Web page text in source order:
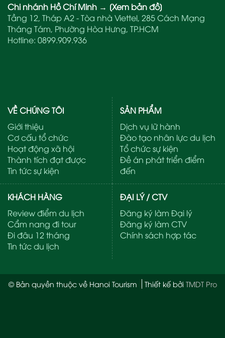
Chi nhánh Hồ Chí Minh → [Xem bản đồ]
Tầng 12, Tháp A2 - Tòa nhà Viettel, 285 Cách Mạng
Tháng Tám, Phường Hòa Hưng, TP.HCM
Hotline: 0899.909.936
VỀ CHÚNG TÔI
Giới thiệu
Cơ cấu tổ chức
Hoạt động xã hội
Thành tích đạt được
Tin tức sự kiện
SẢN PHẨM
Dịch vụ lữ hành
Đào tạo nhân lực du lịch
Tổ chức sự kiện
Đề án phát triển điểm
đến
KHÁCH HÀNG
Review điểm du lịch
Cẩm nang đi tour
Đi đâu 12 tháng
Tin tức du lịch
ĐẠI LÝ / CTV
Đăng ký làm Đại lý
Đăng ký làm CTV
Chính sách hợp tác
© Bản quyền thuộc về Hanoi Tourism Thiết kế bởi TMDT Pro